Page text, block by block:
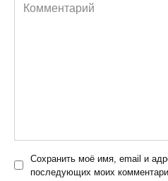
Сохранить моё имя, email и
последующих моих